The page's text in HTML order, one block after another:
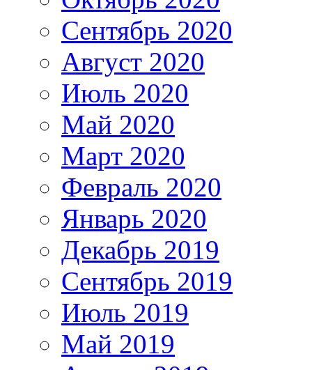
Сентябрь 2020
Август 2020
Июль 2020
Май 2020
Март 2020
Февраль 2020
Январь 2020
Декабрь 2019
Сентябрь 2019
Июль 2019
Май 2019